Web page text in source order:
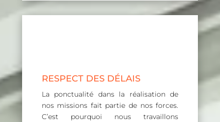
RESPECT DES DÉLAIS
La ponctualité dans la réalisation de
nos missions fait partie de nos forces.
C’est pourquoi nous travaillons